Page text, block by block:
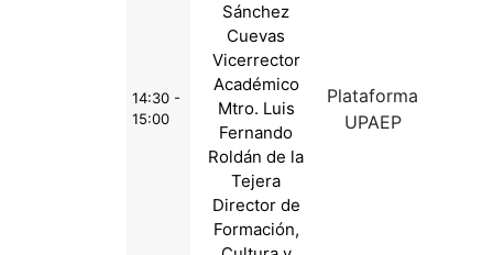
14:30 -
15:00
Sánchez
Cuevas
Vicerrector
Académico
Mtro. Luis
Fernando
Roldán de la
Tejera
Director de
Formación,
Plataforma
UPAEP